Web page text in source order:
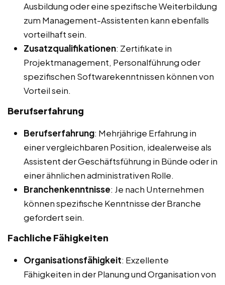
Ausbildung oder eine spezifische Weiterbildung
zum Management-Assistenten kann ebenfalls
vorteilhaft sein.
Zusatzqualifikationen: Zertifikate in
Projektmanagement, Personalführung oder
spezifischen Softwarekenntnissen können von
Vorteil sein.
Berufserfahrung
Berufserfahrung: Mehrjährige Erfahrung in
einer vergleichbaren Position, idealerweise als
Assistent der Geschäftsführung in Bünde oder in
einer ähnlichen administrativen Rolle.
Branchenkenntnisse: Je nach Unternehmen
können spezifische Kenntnisse der Branche
gefordert sein.
Fachliche Fähigkeiten
Organisationsfähigkeit: Exzellente
Fähigkeiten in der Planung und Organisation von